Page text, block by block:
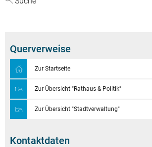
Querverweise
Zur Startseite
Zur Übersicht "Rathaus & Politik"
Zur Übersicht "Stadtverwaltung"
Kontaktdaten